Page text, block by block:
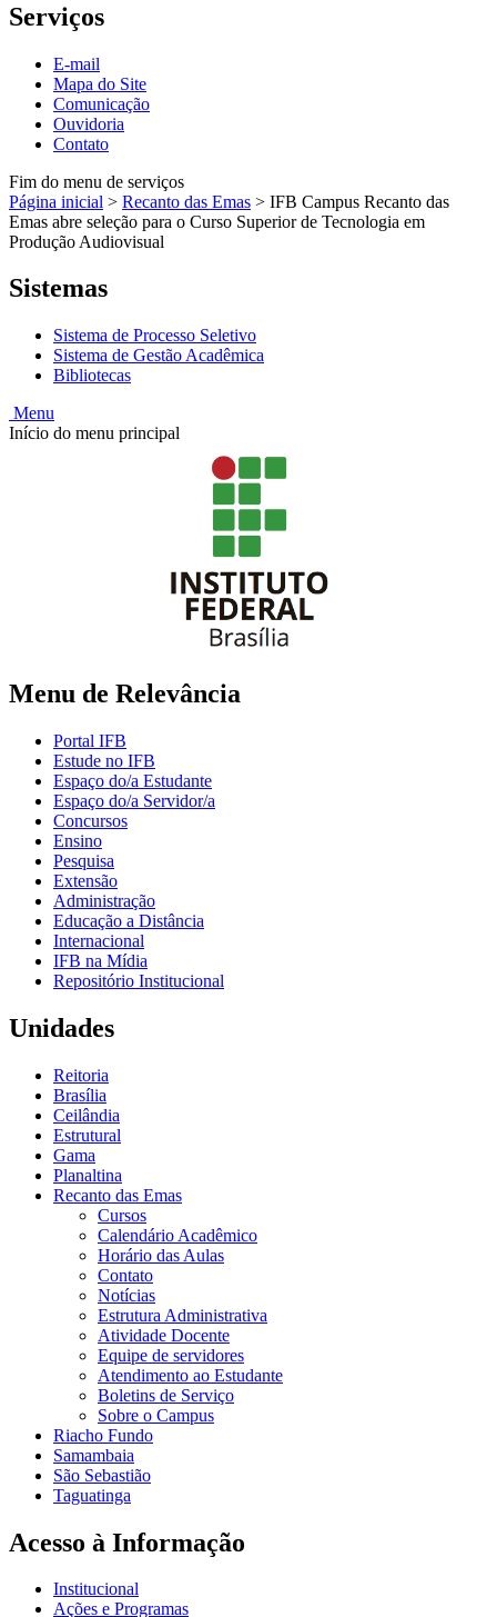
Serviços
E-mail
Mapa do Site
Comunicação
Ouvidoria
Contato
Fim do menu de serviços
Página inicial > Recanto das Emas > IFB Campus Recanto das
Emas abre seleção para o Curso Superior de Tecnologia em
Produção Audiovisual
Sistemas
Sistema de Processo Seletivo
Sistema de Gestão Acadêmica
Bibliotecas
Menu
Início do menu principal
Menu de Relevância
Portal IFB
Estude no IFB
Espaço do/a Estudante
Espaço do/a Servidor/a
Concursos
Ensino
Pesquisa
Extensão
Administração
Educação a Distância
Internacional
IFB na Mídia
Repositório Institucional
Unidades
Reitoria
Brasília
Ceilândia
Estrutural
Gama
Planaltina
Recanto das Emas
Cursos
Calendário Acadêmico
Horário das Aulas
Contato
Notícias
Estrutura Administrativa
Atividade Docente
Equipe de servidores
Atendimento ao Estudante
Boletins de Serviço
Sobre o Campus
Riacho Fundo
Samambaia
São Sebastião
Taguatinga
Acesso à Informação
Institucional
Ações e Programas